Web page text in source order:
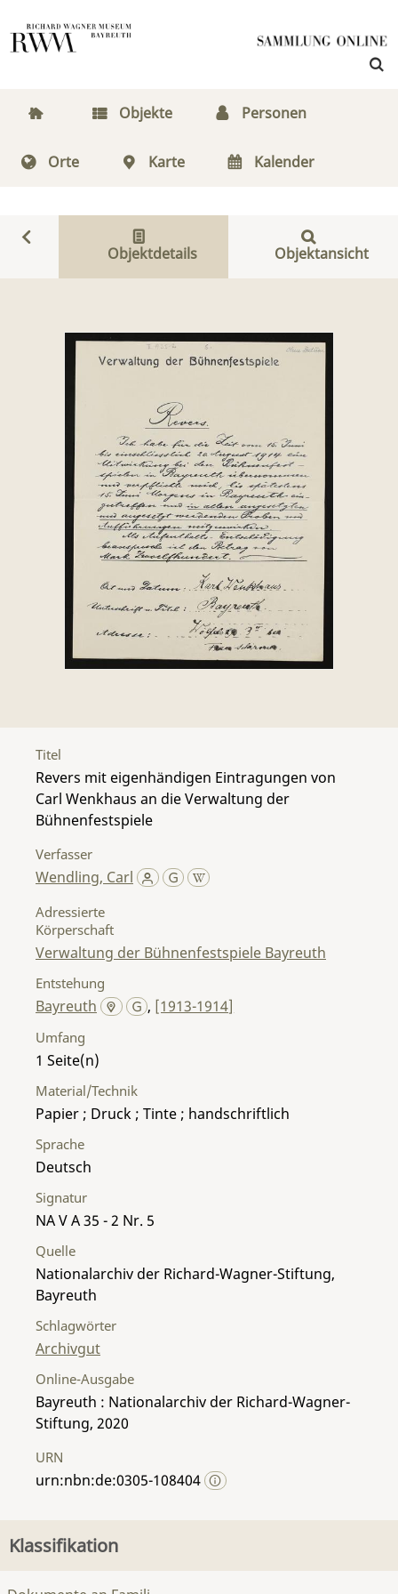
Objekte Personen
Orte Karte Kalender
Objektdetails Objektansicht
Titel
Revers mit eigenhändigen Eintragungen von
Carl Wenkhaus an die Verwaltung der
Bühnenfestspiele
Verfasser
Wendling, Carl
Adressierte
Körperschaft
Verwaltung der Bühnenfestspiele Bayreuth
Entstehung
Bayreuth , [1913-1914]
Umfang
1
Material/Technik
Papier ; Druck ; Tinte ; handschriftlich
Sprache
Deutsch
Signatur
NA V A 35 - 2 Nr. 5
Quelle
Nationalarchiv der Richard-Wagner-Stiftung,
Bayreuth
Schlagwörter
Archivgut
Online-Ausgabe
Bayreuth : Nationalarchiv der Richard-Wagner-
Stiftung, 2020
URN
urn:nbn:de:0305-108404
Klassifikation